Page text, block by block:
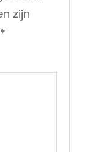
zijn
*